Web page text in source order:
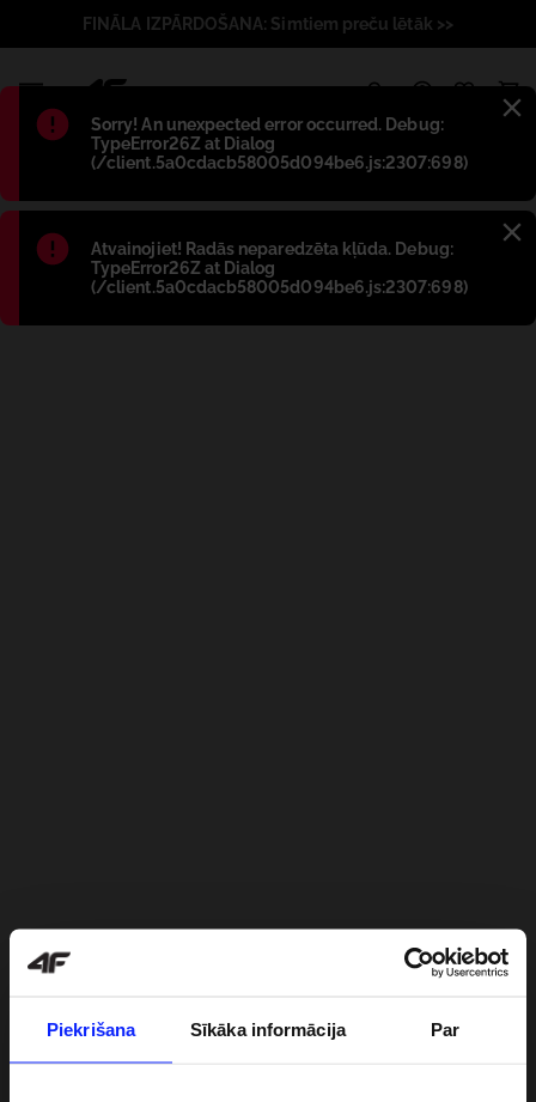
Piekrišana Sīkāka informācija Par
Błąd:
Sorry! An unexpected error occurred. Debug:
TypeError26Z at Dialog
(/client.5a0cdacb58005d094be6.js:2307:698)
Błąd:
Atvainojiet! Radās neparedzēta kļūda. Debug:
TypeError26Z at Dialog
(/client.5a0cdacb58005d094be6.js:2307:698)
FINĀLA IZPĀRDOŠANA: Simtiem preču lētāk >>